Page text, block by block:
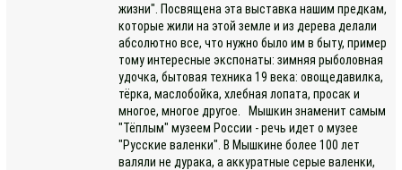
жизни". Посвящена эта выставка нашим предкам,
которые жили на этой земле и из дерева делали
абсолютно все, что нужно было им в быту, пример
тому интересные экспонаты: зимняя рыболовная
удочка, бытовая техника 19 века: овощедавилка,
тёрка, маслобойка, хлебная лопата, просак и
многое, многое другое. Мышкин знаменит самым
"Тёплым" музеем России - речь идет о музее
"Русские валенки". В Мышкине более 100 лет
валяли не дурака, а аккуратные серые валенки,